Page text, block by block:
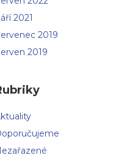
2021
2019
2019